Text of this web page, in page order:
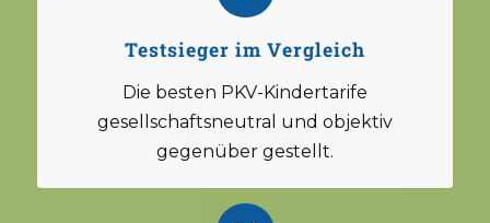
Testsieger im Vergleich
Die besten PKV-Kindertarife
gesellschaftsneutral und objektiv
gegenüber gestellt.